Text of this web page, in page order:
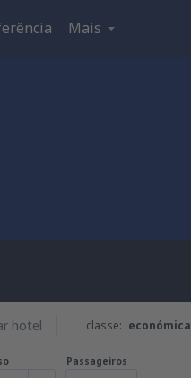
Mais
classe: económica
hotel
Passageiros